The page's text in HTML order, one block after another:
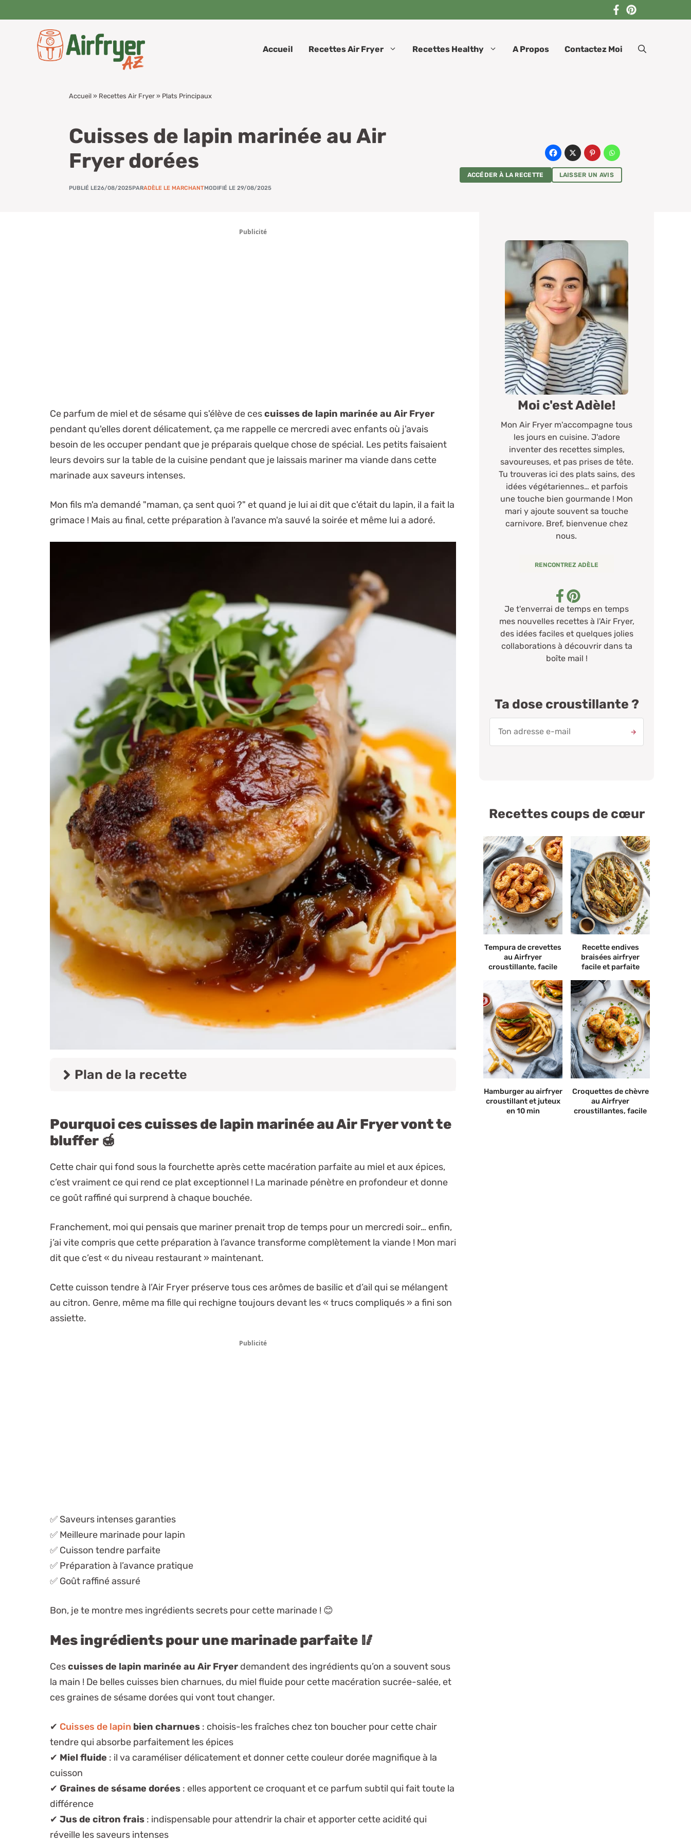
au
Accueil Recettes Air Fryer Recettes Healthy A Propos Contactez Moi
Accueil » Recettes Air Fryer » Plats Principaux
Cuisses de lapin marinée au Air
Fryer dorées
PUBLIÉ LE26/08/2025PARADÈLE LE MARCHANTMODIFIÉ LE 29/08/2025
ACCÉDER À LA RECETTE LAISSER UN AVIS
Publicité
Ce parfum de miel et de sésame qui s'élève de cescuisses de lapin marinée au Air Fryer
pendant qu'elles dorent délicatement, ça me rappelle ce mercredi avec enfants où j'avais
besoin de les occuper pendant que je préparais quelque chose de spécial. Les petits faisaient
leurs devoirs sur la table de la cuisine pendant que je laissais mariner ma viande dans cette
marinade aux saveurs intenses.
Mon fils m'a demandé "maman, ça sent quoi ?" et quand je lui ai dit que c'était du lapin, il a fait la
grimace ! Mais au final, cette préparation à l'avance m'a sauvé la soirée et même lui a adoré.
Plan de la recette
Pourquoi ces cuisses de lapin marinée au Air Fryer vont te
bluffer 🍯
Cette chair qui fond sous la fourchette après cette macération parfaite au miel et aux épices,
c’est vraiment ce qui rend ce plat exceptionnel ! La marinade pénètre en profondeur et donne
ce goût raffiné qui surprend à chaque bouchée.
Franchement, moi qui pensais que mariner prenait trop de temps pour un mercredi soir… enfin,
j’ai vite compris que cette préparation à l’avance transforme complètement la viande ! Mon mari
dit que c’est « du niveau restaurant » maintenant.
Cette cuisson tendre à l’Air Fryer préserve tous ces arômes de basilic et d’ail qui se mélangent
au citron. Genre, même ma fille qui rechigne toujours devant les « trucs compliqués » a fini son
assiette.
Publicité
✅ Saveurs intenses garanties
✅ Meilleure marinade pour lapin
✅ Cuisson tendre parfaite
✅ Préparation à l’avance pratique
✅ Goût raffiné assuré
Bon, je te montre mes ingrédients secrets pour cette marinade ! 😊
Mes ingrédients pour une marinade parfaite 🥢
Cescuisses de lapin marinée au Air Fryer demandent des ingrédients qu’on a souvent sous
la main ! De belles cuisses bien charnues, du miel fluide pour cette macération sucrée-salée, et
ces graines de sésame dorées qui vont tout changer.
✔ Cuisses de lapin bien charnues : choisis-les fraîches chez ton boucher pour cette chair
tendre qui absorbe parfaitement les épices
✔ Miel fluide : il va caraméliser délicatement et donner cette couleur dorée magnifique à la
cuisson
✔ Graines de sésame dorées : elles apportent ce croquant et ce parfum subtil qui fait toute la
différence
✔ Jus de citron frais : indispensable pour attendrir la chair et apporter cette acidité qui
réveille les saveurs intenses
Moi c'est Adèle!
Mon Air Fryer m'accompagne tous
les jours en cuisine. J'adore
inventer des recettes simples,
savoureuses, et pas prises de tête.
Tu trouveras ici des plats sains, des
idées végétariennes… et parfois
une touche bien gourmande ! Mon
mari y ajoute souvent sa touche
carnivore. Bref, bienvenue chez
nous.
RENCONTREZ ADÈLE
Je t'enverrai de temps en temps
mes nouvelles recettes à l'Air Fryer,
des idées faciles et quelques jolies
collaborations à découvrir dans ta
boîte mail !
Ta dose croustillante ?
Recettes coups de cœur
Tempura de crevettes
au Airfryer
croustillante, facile
Recette endives
braisées airfryer
facile et parfaite
Hamburger au airfryer
croustillant et juteux
en 10 min
Croquettes de chèvre
au Airfryer
croustillantes, facile